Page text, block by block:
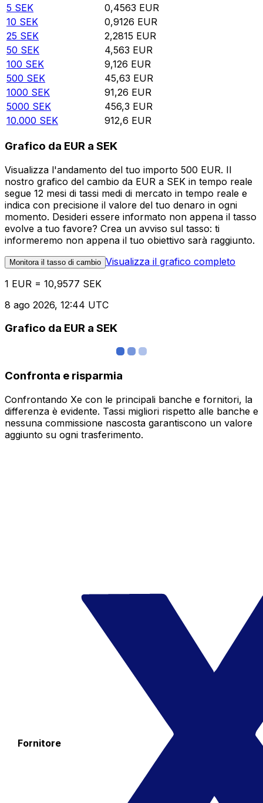
5 SEK 0,4563 EUR
10 SEK 0,9126 EUR
25 SEK 2,2815 EUR
50 SEK 4,563 EUR
100 SEK 9,126 EUR
500 SEK 45,63 EUR
1000 SEK 91,26 EUR
5000 SEK 456,3 EUR
10.000 SEK 912,6 EUR
Grafico da EUR a SEK
Visualizza l'andamento del tuo importo 500 EUR. Il
nostro grafico del cambio da EUR a SEK in tempo reale
segue 12 mesi di tassi medi di mercato in tempo reale e
indica con precisione il valore del tuo denaro in ogni
momento. Desideri essere informato non appena il tasso
evolve a tuo favore? Crea un avviso sul tasso: ti
informeremo non appena il tuo obiettivo sarà raggiunto.
Monitora il tasso di cambio Visualizza il grafico completo
1 EUR = 10,9577 SEK
8 ago 2026, 12:44 UTC
Grafico da EUR a SEK
Confronta e risparmia
Confrontando Xe con le principali banche e fornitori, la
differenza è evidente. Tassi migliori rispetto alle banche e
nessuna commissione nascosta garantiscono un valore
aggiunto su ogni trasferimento.
Fornitore